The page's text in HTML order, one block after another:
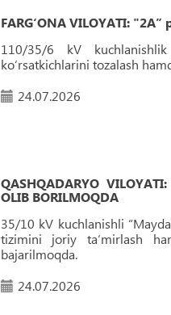
FARG‘ONA VILOYATI:
110/35/6 kV
ko‘rsatkichlarini tozalash
24.07.2026
QASHQADARYO
OLIB BORILMOQDA
35/10 kV kuchlanishli
tizimini joriy ta‘mirlash
bajarilmoqda.
24.07.2026